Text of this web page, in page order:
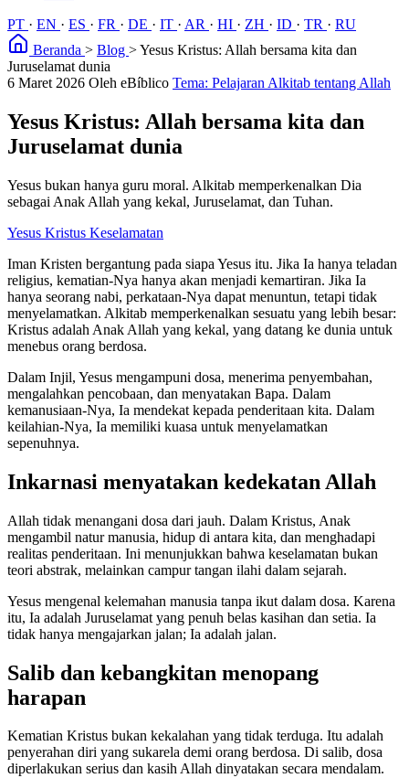
PT · EN · ES · FR · DE · IT · AR · HI · ZH · ID · TR · RU
Beranda > Blog >Yesus Kristus: Allah bersama kita dan
Juruselamat dunia
6 Maret 2026 Oleh eBíblico Tema: Pelajaran Alkitab tentang Allah
Yesus Kristus: Allah bersama kita dan
Juruselamat dunia
Yesus bukan hanya guru moral. Alkitab memperkenalkan Dia
sebagai Anak Allah yang kekal, Juruselamat, dan Tuhan.
Yesus Kristus Keselamatan
Iman Kristen bergantung pada siapa Yesus itu. Jika Ia hanya teladan
religius, kematian-Nya hanya akan menjadi kemartiran. Jika Ia
hanya seorang nabi, perkataan-Nya dapat menuntun, tetapi tidak
menyelamatkan. Alkitab memperkenalkan sesuatu yang lebih besar:
Kristus adalah Anak Allah yang kekal, yang datang ke dunia untuk
menebus orang berdosa.
Dalam Injil, Yesus mengampuni dosa, menerima penyembahan,
mengalahkan pencobaan, dan menyatakan Bapa. Dalam
kemanusiaan-Nya, Ia mendekat kepada penderitaan kita. Dalam
keilahian-Nya, Ia memiliki kuasa untuk menyelamatkan
sepenuhnya.
Inkarnasi menyatakan kedekatan Allah
Allah tidak menangani dosa dari jauh. Dalam Kristus, Anak
mengambil natur manusia, hidup di antara kita, dan menghadapi
realitas penderitaan. Ini menunjukkan bahwa keselamatan bukan
teori abstrak, melainkan campur tangan ilahi dalam sejarah.
Yesus mengenal kelemahan manusia tanpa ikut dalam dosa. Karena
itu, Ia adalah Juruselamat yang penuh belas kasihan dan setia. Ia
tidak hanya mengajarkan jalan; Ia adalah jalan.
Salib dan kebangkitan menopang
harapan
Kematian Kristus bukan kekalahan yang tidak terduga. Itu adalah
penyerahan diri yang sukarela demi orang berdosa. Di salib, dosa
diperlakukan serius dan kasih Allah dinyatakan secara mendalam.